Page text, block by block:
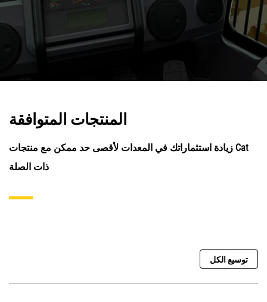
المنتجات المتوافقة
زيادة استثماراتك في المعدات لأقصى حد ممكن مع منتجات Cat
ذات الصلة
توسيع الكل